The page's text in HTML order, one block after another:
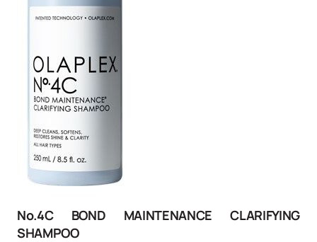
No.4C BOND MAINTENANCE CLARIFYING
SHAMPOO